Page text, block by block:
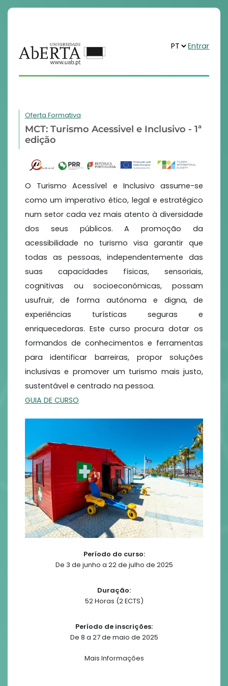
Entrar
MCT: Turismo Acessivel e Inclusivo - 1ª
edição
Oferta Formativa
O Turismo Acessível e Inclusivo assume-se
como um imperativo ético, legal e estratégico
num setor cada vez mais atento à diversidade
dos seus públicos. A promoção da
acessibilidade no turismo visa garantir que
todas as pessoas, independentemente das
suas capacidades físicas, sensoriais,
cognitivas ou socioeconómicas, possam
usufruir, de forma autónoma e digna, de
experiências turísticas seguras e
enriquecedoras. Este curso procura dotar os
formandos de conhecimentos e ferramentas
para identificar barreiras, propor soluções
inclusivas e promover um turismo mais justo,
sustentável e centrado na pessoa.
GUIA DE CURSO
Período do curso:
De 3 de junho a 22 de julho de 2025
Duração:
52 Horas (2 ECTS)
Período de inscrições:
De 8 a 27 de maio de 2025
Mais Informações